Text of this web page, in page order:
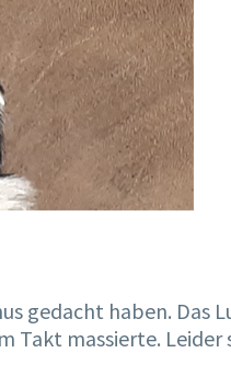
gedacht haben. Das
massierte. Leider